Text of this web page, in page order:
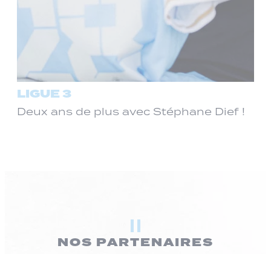
LIGUE 3
Deux ans de plus avec Stéphane Dief !
NOS PARTENAIRES